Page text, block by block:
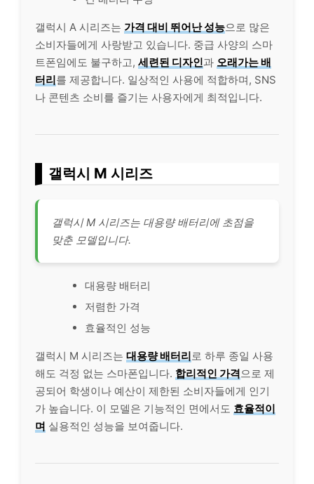
갤럭시 A 시리즈는 가격 대비 뛰어난 성능으로 많은
소비자들에게 사랑받고 있습니다. 중급 사양의 스마
트폰임에도 불구하고, 세련된 디자인과 오래가는 배
터리를 제공합니다. 일상적인 사용에 적합하며, SNS
나 콘텐츠 소비를 즐기는 사용자에게 최적입니다.
갤럭시 M 시리즈
갤럭시 M 시리즈는 대용량 배터리에 초점을
맞춘 모델입니다.
대용량 배터리
저렴한 가격
효율적인 성능
갤럭시 M 시리즈는 대용량 배터리로 하루 종일 사용
해도 걱정 없는 스마폰입니다. 합리적인 가격으로 제
공되어 학생이나 예산이 제한된 소비자들에게 인기
가 높습니다. 이 모델은 기능적인 면에서도 효율적이
며 실용적인 성능을 보여줍니다.